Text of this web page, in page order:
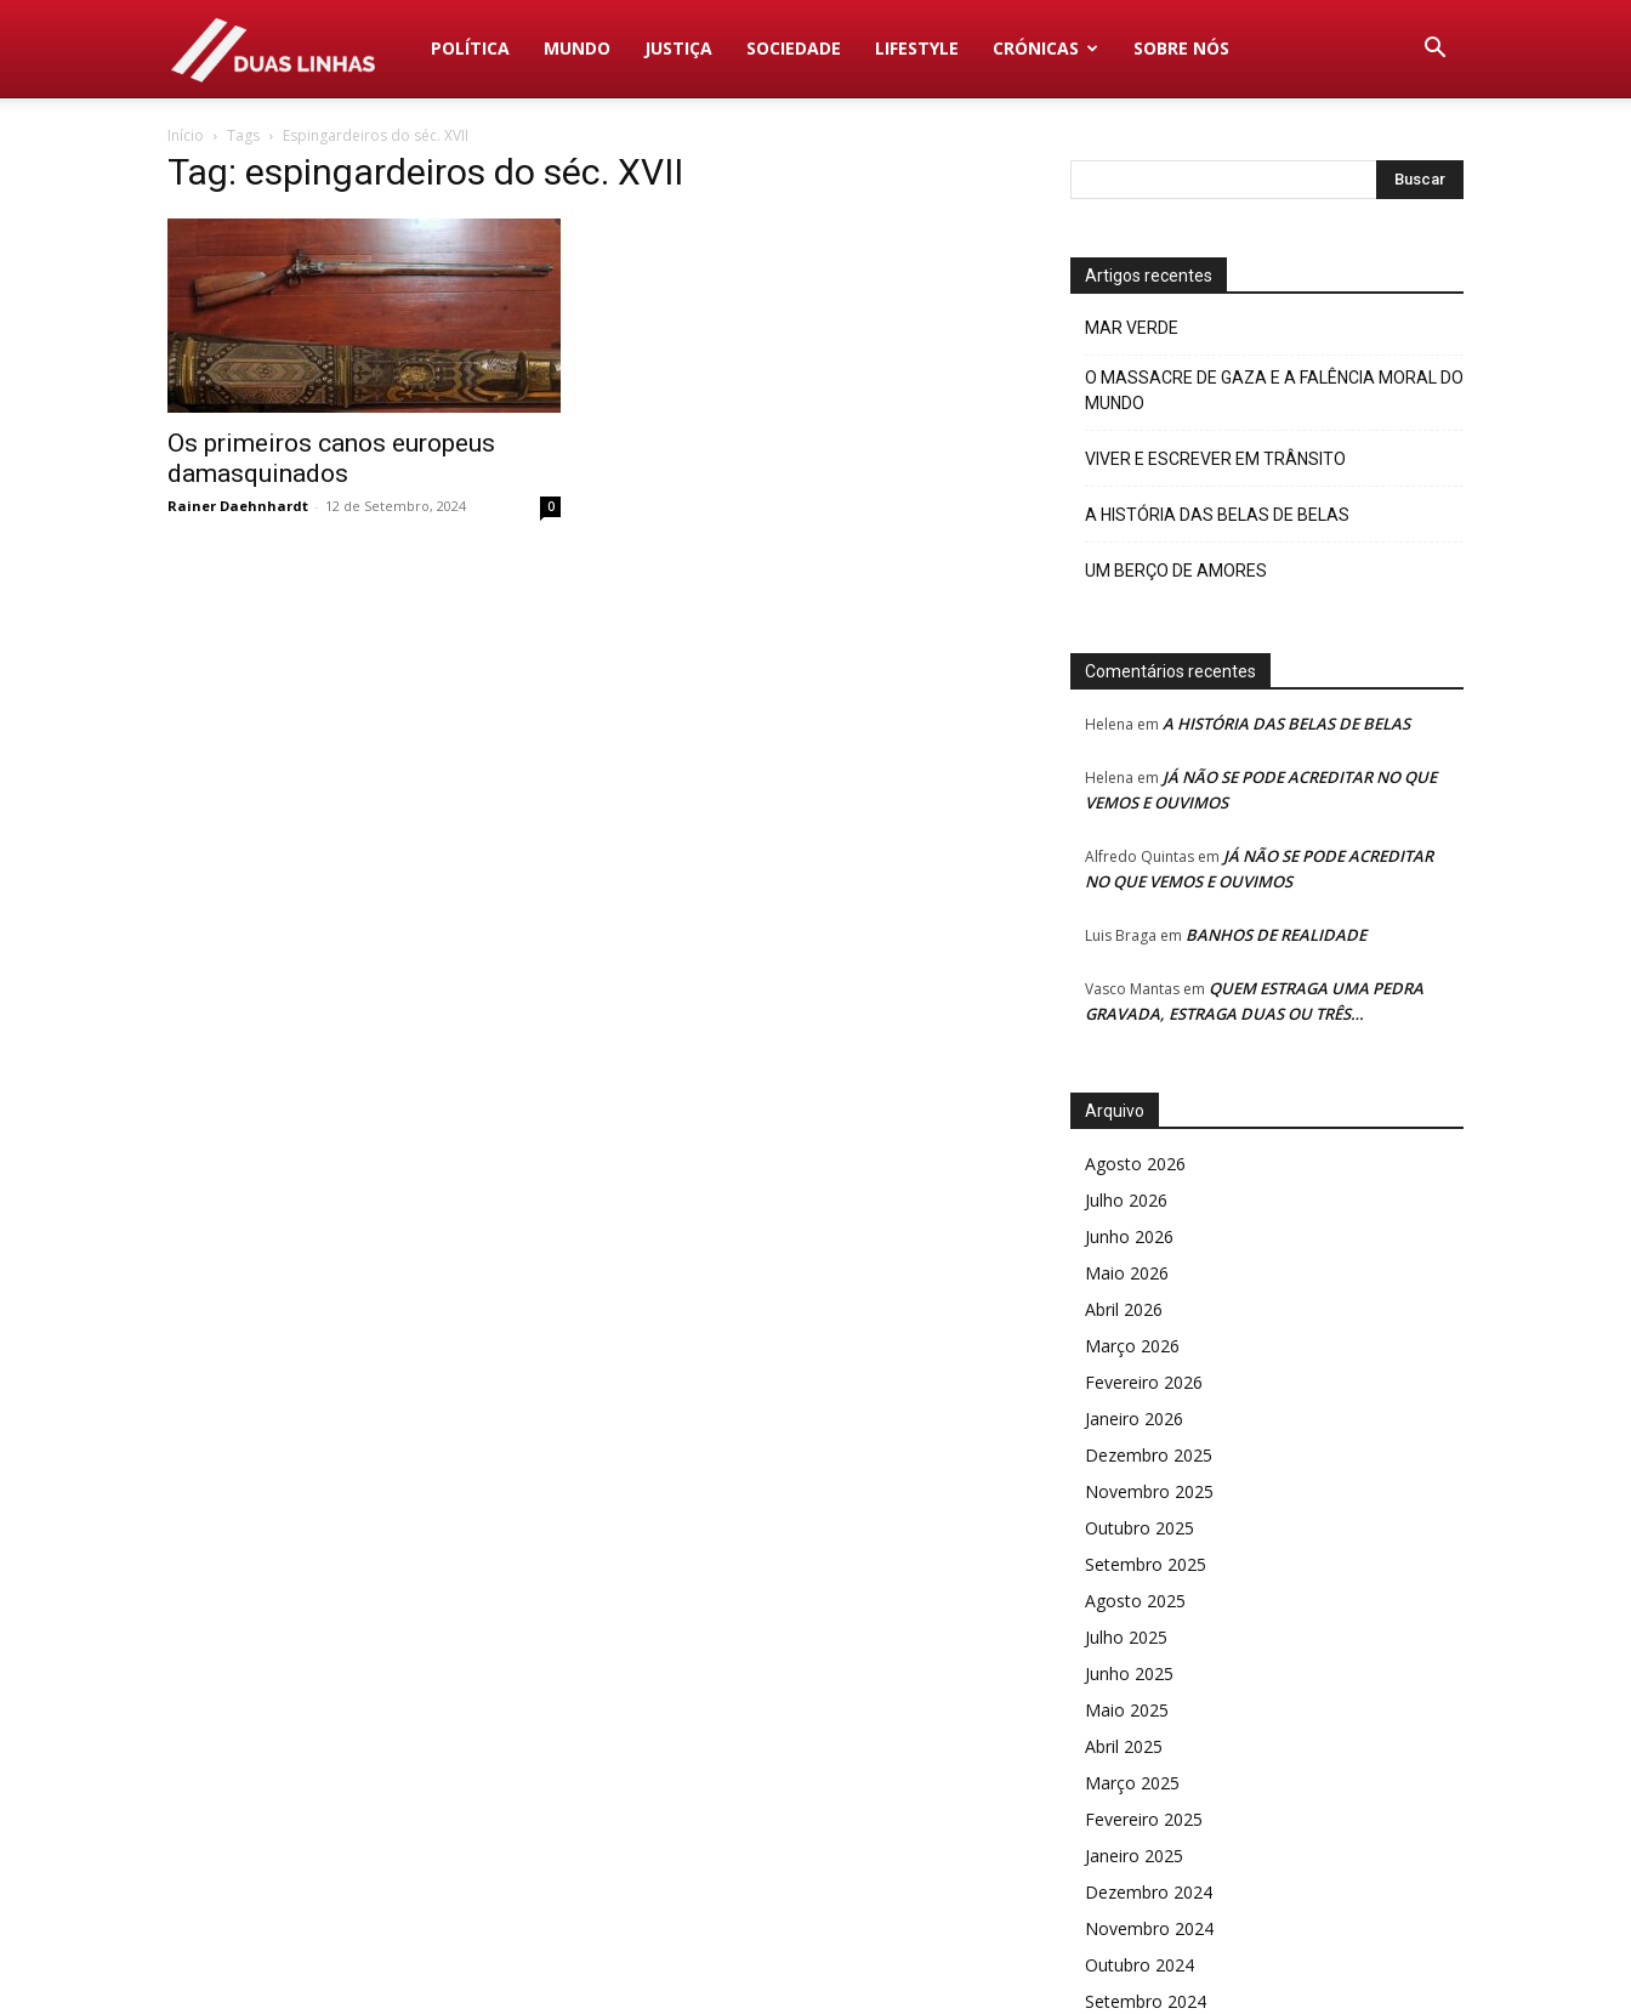
Duas
Linhas
POLÍTICA MUNDO JUSTIÇA SOCIEDADE LIFESTYLE CRÓNICAS SOBRE NÓS
Início Tags Espingardeiros do séc. XVII
Tag: espingardeiros do séc. XVII
Os primeiros canos europeus
damasquinados
Rainer Daehnhardt - 12 de Setembro, 2024 0
Artigos recentes
MAR VERDE
O MASSACRE DE GAZA E A FALÊNCIA MORAL DO
MUNDO
VIVER E ESCREVER EM TRÂNSITO
A HISTÓRIA DAS BELAS DE BELAS
UM BERÇO DE AMORES
Comentários recentes
Helena em A HISTÓRIA DAS BELAS DE BELAS
Helena em JÁ NÃO SE PODE ACREDITAR NO QUE
VEMOS E OUVIMOS
Alfredo Quintas em JÁ NÃO SE PODE ACREDITAR
NO QUE VEMOS E OUVIMOS
Luis Braga em BANHOS DE REALIDADE
Vasco Mantas em QUEM ESTRAGA UMA PEDRA
GRAVADA, ESTRAGA DUAS OU TRÊS…
Arquivo
Agosto 2026
Julho 2026
Junho 2026
Maio 2026
Abril 2026
Março 2026
Fevereiro 2026
Janeiro 2026
Dezembro 2025
Novembro 2025
Outubro 2025
Setembro 2025
Agosto 2025
Julho 2025
Junho 2025
Maio 2025
Abril 2025
Março 2025
Fevereiro 2025
Janeiro 2025
Dezembro 2024
Novembro 2024
Outubro 2024
Setembro 2024